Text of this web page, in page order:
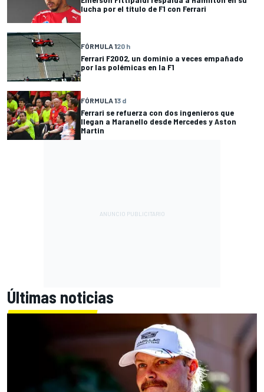
lucha por el título de F1 con Ferrari
FÓRMULA 120 h
Ferrari F2002, un dominio a veces empañado
por las polémicas en la F1
FÓRMULA 13 d
Ferrari se refuerza con dos ingenieros que
llegan a Maranello desde Mercedes y Aston
Martin
Últimas noticias